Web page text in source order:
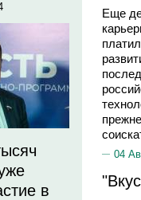
в
Еще
04